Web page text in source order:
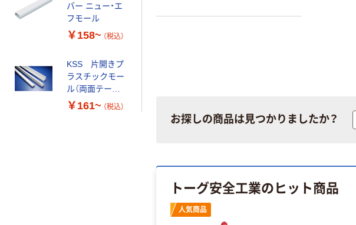
お探しの商品は見つかりましたか？
トーグ安全工業のヒット商品
人気商品
バー ニュー・エ
フモール
￥158~ （税込）
KSS 片開きプ
ラスチックモー
ル（両面テープ
付） 壁用モー
￥161~ （税込）